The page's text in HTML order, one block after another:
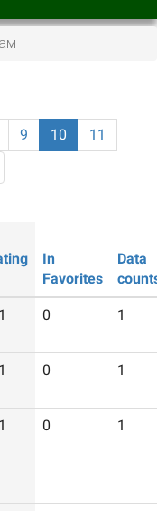
9 10
11
In
Favorites
Data
0 1
0 1
0 1